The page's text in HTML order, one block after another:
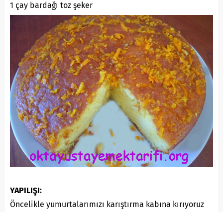
1 çay bardağı toz şeker
YAPILIŞI:
Öncelikle yumurtalarımızı karıştırma kabına kırıyoruz